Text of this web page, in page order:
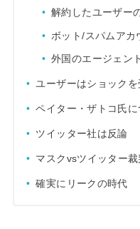
解約したユーザー
ボット/スパムアカ
外国のエージェン
ユーザーはショックを
ペイター・ザトコ氏に
ツイッター社は反論
マスクvsツイッター
確実にリークの時代